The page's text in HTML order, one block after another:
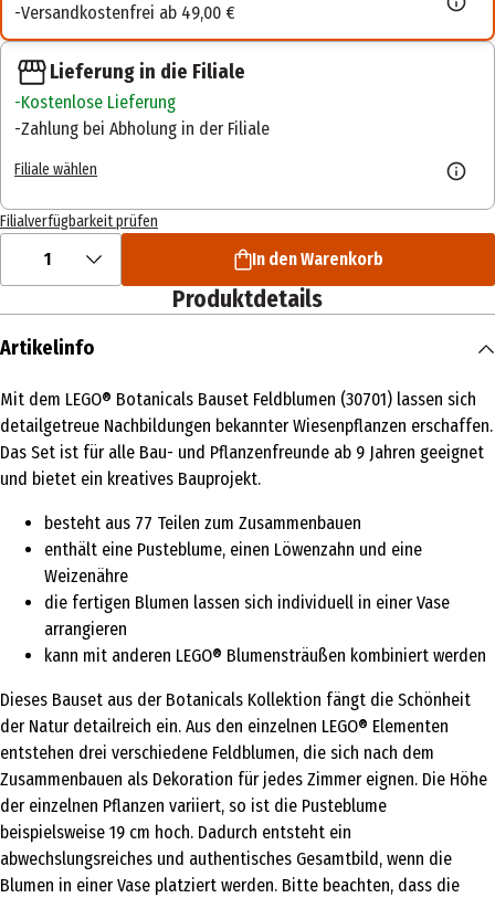
Versandkostenfrei ab 49,00 €
Lieferung in die Filiale
Kostenlose Lieferung
Zahlung bei Abholung in der Filiale
Filiale wählen
Filialverfügbarkeit prüfen
1 In den Warenkorb
Produktdetails
Artikelinfo
Mit dem LEGO® Botanicals Bauset Feldblumen (30701) lassen sich
detailgetreue Nachbildungen bekannter Wiesenpflanzen erschaffen.
Das Set ist für alle Bau- und Pflanzenfreunde ab 9 Jahren geeignet
und bietet ein kreatives Bauprojekt.
besteht aus 77 Teilen zum Zusammenbauen
enthält eine Pusteblume, einen Löwenzahn und eine
Weizenähre
die fertigen Blumen lassen sich individuell in einer Vase
arrangieren
kann mit anderen LEGO® Blumensträußen kombiniert werden
Dieses Bauset aus der Botanicals Kollektion fängt die Schönheit
der Natur detailreich ein. Aus den einzelnen LEGO® Elementen
entstehen drei verschiedene Feldblumen, die sich nach dem
Zusammenbauen als Dekoration für jedes Zimmer eignen. Die Höhe
der einzelnen Pflanzen variiert, so ist die Pusteblume
beispielsweise 19 cm hoch. Dadurch entsteht ein
abwechslungsreiches und authentisches Gesamtbild, wenn die
Blumen in einer Vase platziert werden. Bitte beachten, dass die